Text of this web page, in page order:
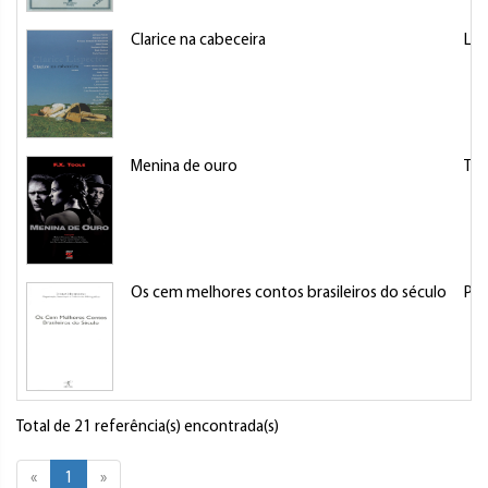
Clarice na cabeceira
Menina de ouro
Os cem melhores contos brasileiros do século
Total de 21 referência(s) encontrada(s)
« 1 »